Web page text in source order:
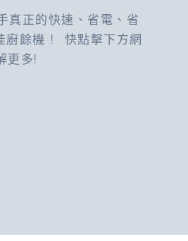
真正的快速、省電、省
廚餘機 ! 快點擊下方網
更多!